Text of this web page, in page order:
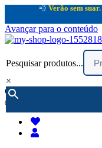
💨 Verão sem suar.
Avançar para o conteúdo
Pesquisar produtos...
×
encomendar por telefone :
(chamada rede fixa nacional)